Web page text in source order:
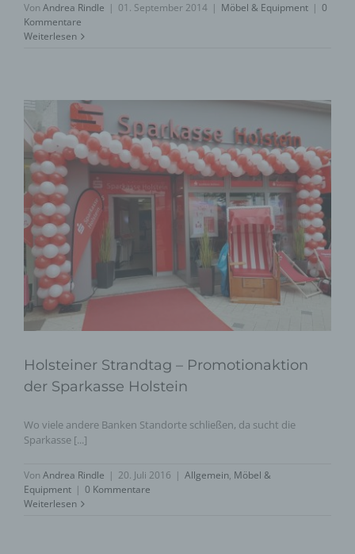
Von Andrea Rindle | 01. September 2014 | Möbel & Equipment | 0
Kommentare
Weiterlesen
Holsteiner Strandtag – Promotionaktion
der Sparkasse Holstein
Wo viele andere Banken Standorte schließen, da sucht die
Sparkasse [...]
Von Andrea Rindle | 20. Juli 2016 | Allgemein, Möbel &
Equipment | 0 Kommentare
Weiterlesen